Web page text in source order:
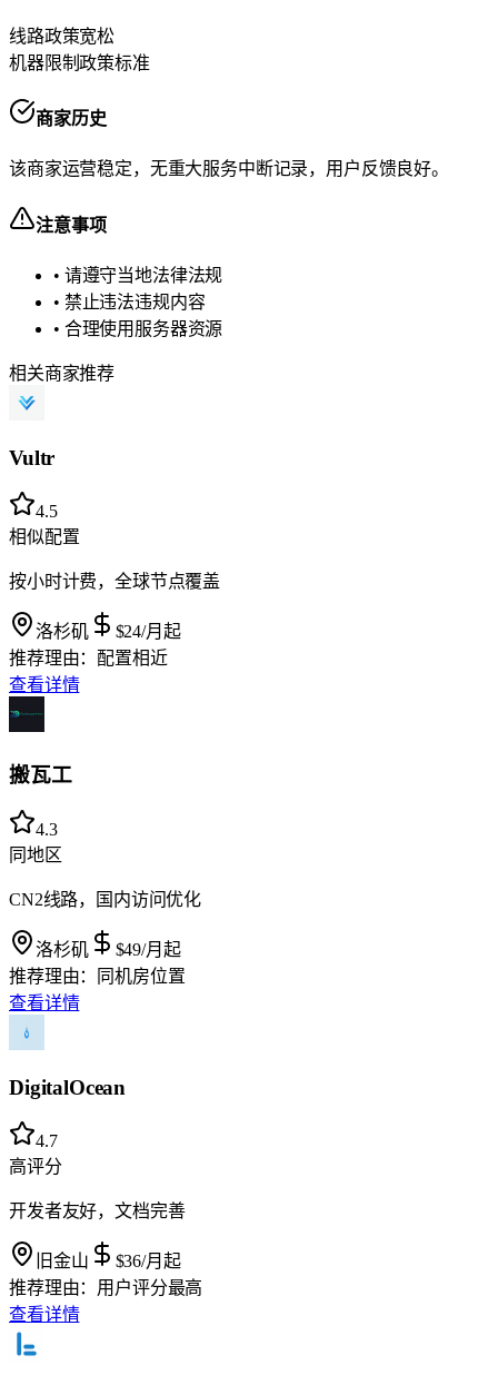
线路政策宽松
机器限制政策标准
商家历史
该商家运营稳定，无重大服务中断记录，用户反馈良好。
注意事项
• 请遵守当地法律法规
• 禁止违法违规内容
• 合理使用服务器资源
相关商家推荐
Vultr
4.5
相似配置
按小时计费，全球节点覆盖
洛杉矶 $24/月起
推荐理由： 配置相近
查看详情
搬瓦工
4.3
同地区
CN2线路，国内访问优化
洛杉矶 $49/月起
推荐理由：
同机房位置
查看详情
DigitalOcean
4.7
高评分
开发者友好，文档完善
旧金山 $36/月起
推荐理由： 用户评分最高
查看详情